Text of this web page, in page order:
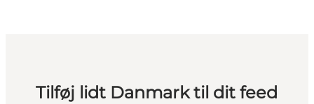
Tilføj lidt Danmark til dit feed